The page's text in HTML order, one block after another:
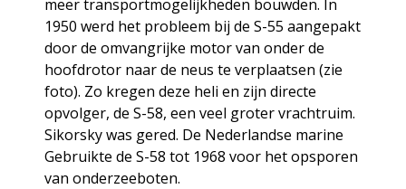
meer transportmogelijkheden bouwden. In
1950 werd het probleem bij de S-55 aangepakt
door de omvangrijke motor van onder de
hoofdrotor naar de neus te verplaatsen (zie
foto). Zo kregen deze heli en zijn directe
opvolger, de S-58, een veel groter vrachtruim.
Sikorsky was gered. De Nederlandse marine
Gebruikte de S-58 tot 1968 voor het opsporen
van onderzeeboten.